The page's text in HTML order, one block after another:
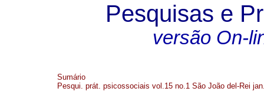
Pesquisas e
versão On-
Sumário
Pesqui. prát. psicossociais vol.15 no.1 São João del-Rei